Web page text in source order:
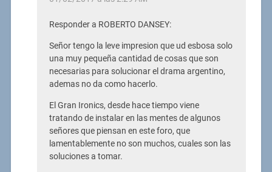
Responder a ROBERTO DANSEY:
Señor tengo la leve impresion que ud esbosa solo
una muy pequeña cantidad de cosas que son
necesarias para solucionar el drama argentino,
ademas no da como hacerlo.
El Gran Ironics, desde hace tiempo viene
tratando de instalar en las mentes de algunos
señores que piensan en este foro, que
lamentablemente no son muchos, cuales son las
soluciones a tomar.